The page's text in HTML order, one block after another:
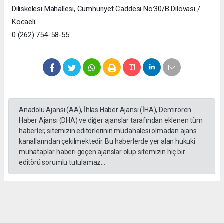
Diliskelesi Mahallesi, Cumhuriyet Caddesi No:30/B Dilovası /
Kocaeli
0 (262) 754-58-55
Anadolu Ajansı (AA), İhlas Haber Ajansı (İHA), Demirören
Haber Ajansı (DHA) ve diğer ajanslar tarafından eklenen tüm
haberler, sitemizin editörlerinin müdahalesi olmadan ajans
kanallarından çekilmektedir. Bu haberlerde yer alan hukuki
muhataplar haberi geçen ajanslar olup sitemizin hiç bir
editörü sorumlu tutulamaz...